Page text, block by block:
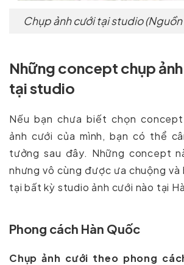
Chụp ảnh cưới tại studio
Những concept chụp
tại studio
Nếu bạn chưa biết chọn
ảnh cưới của mình, bạn có thể
tưởng sau đây. Những concept
nhưng vô cùng được ưa chuộng và
tại bất kỳ studio ảnh cưới nào tại
Phong cách Hàn Quốc
Chụp ảnh cưới theo phong